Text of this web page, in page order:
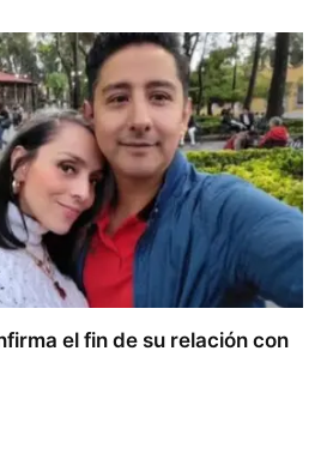
el fin de su relación con